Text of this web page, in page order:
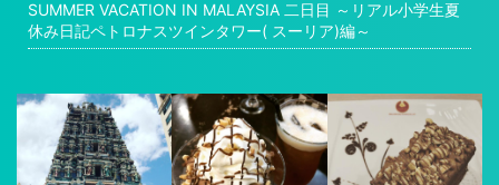
SUMMER VACATION IN MALAYSIA 二日目 ～リアル小学生夏
休み日記ペトロナスツインタワー( スーリア)編～